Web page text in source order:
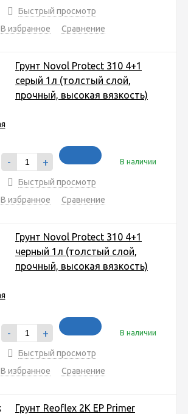
Быстрый просмотр
В избранное
Сравнение
Грунт Novol Protect 310 4+1
серый 1л (толстый слой,
прочный, высокая вязкость)
- + В наличии
Быстрый просмотр
В избранное
Сравнение
Грунт Novol Protect 310 4+1
черный 1л (толстый слой,
прочный, высокая вязкость)
- + В наличии
Быстрый просмотр
В избранное
Сравнение
Грунт Reoflex 2K EP Primer